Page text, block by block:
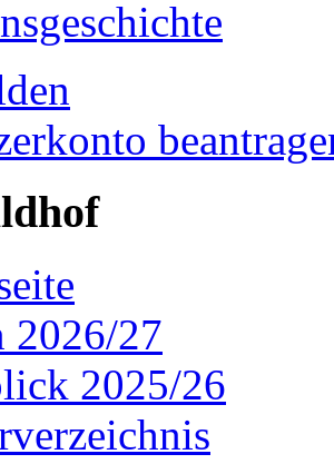
2026/27
2025/26